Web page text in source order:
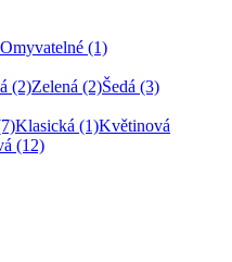
Omyvatelné (1)
(2)Zelená (2)Šedá (3)
Klasická (1)Květinová
(12)